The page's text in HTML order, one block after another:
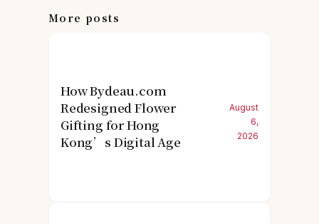
More posts
How Bydeau.com
Redesigned Flower
Gifting for Hong
Kong’s Digital Age
August
6,
2026